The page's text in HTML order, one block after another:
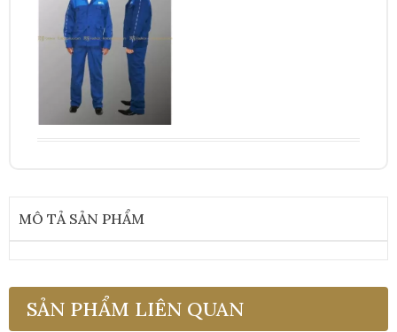
MÔ TẢ SẢN PHẨM
SẢN PHẨM LIÊN QUAN